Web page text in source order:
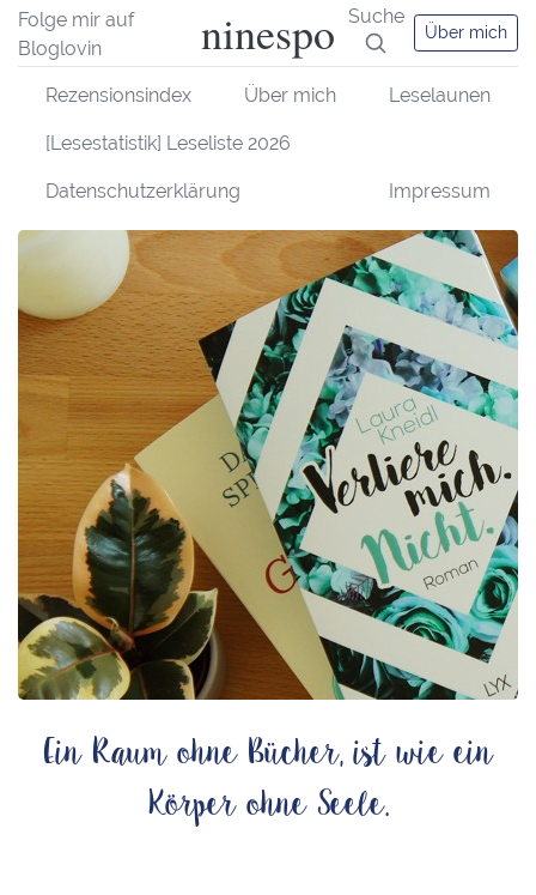
Folge mir auf
Bloglovin
ninespo Suche
Über mich
Rezensionsindex Über mich Leselaunen
[Lesestatistik] Leseliste 2026
Datenschutzerklärung Impressum
Ein Raum ohne Bücher, ist wie ein
Körper ohne Seele.